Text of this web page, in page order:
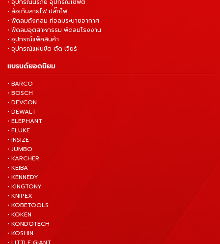
• อุปกรณ์นิรภัย อุปกรณ์เซฟตี้
• ล้อเก็บสายไฟ ปลั๊กไฟ
• พัดลมถังกลม ท่อลมระบายอากาศ
• พัดลมอุตสาหกรรม พัดลมโรงงาน
• อุปกรณ์แพ็คสินค้า
• อุปกรณ์แผ่นขัด ตัด เจียร์
แบรนด์ยอดนิยม
• BARCO
• BOSCH
• DEVCON
• DEWALT
• ELEPHANT
• FLUKE
• INSIZE
• JUMBO
• KARCHER
• KEIBA
• KENNEDY
• KINGTONY
• KNIPEX
• KOBETOOLS
• KOKEN
• KONDOTECH
• KOSHIN